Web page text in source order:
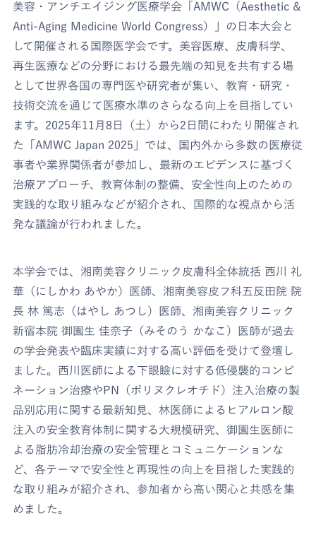
美容・アンチエイジング医療学会「AMWC（Aesthetic &
Anti-Aging Medicine World Congress）」の日本大会と
して開催される国際医学会です。美容医療、皮膚科学、
再生医療などの分野における最先端の知見を共有する場
として世界各国の専門医や研究者が集い、教育・研究・
技術交流を通じて医療水準のさらなる向上を目指してい
ます。2025年11月8日（土）から2日間にわたり開催され
た「AMWC Japan 2025」では、国内外から多数の医療従
事者や業界関係者が参加し、最新のエビデンスに基づく
治療アプローチ、教育体制の整備、安全性向上のための
実践的な取り組みなどが紹介され、国際的な視点から活
発な議論が行われました。
本学会では、湘南美容クリニック皮膚科全体統括 西川 礼
華（にしかわ あやか）医師、湘南美容皮フ科五反田院 院
長 林 篤志（はやし あつし）医師、湘南美容クリニック
新宿本院 御園生 佳奈子（みそのう かなこ）医師が過去
の学会発表や臨床実績に対する高い評価を受けて登壇し
ました。西川医師による下眼瞼に対する低侵襲的コンビ
ネーション治療やPN（ポリヌクレオチド）注入治療の製
品別応用に関する最新知見、林医師によるヒアルロン酸
注入の安全教育体制に関する大規模研究、御園生医師に
よる脂肪冷却治療の安全管理とコミュニケーションな
ど、各テーマで安全性と再現性の向上を目指した実践的
な取り組みが紹介され、参加者から高い関心と共感を集
めました。